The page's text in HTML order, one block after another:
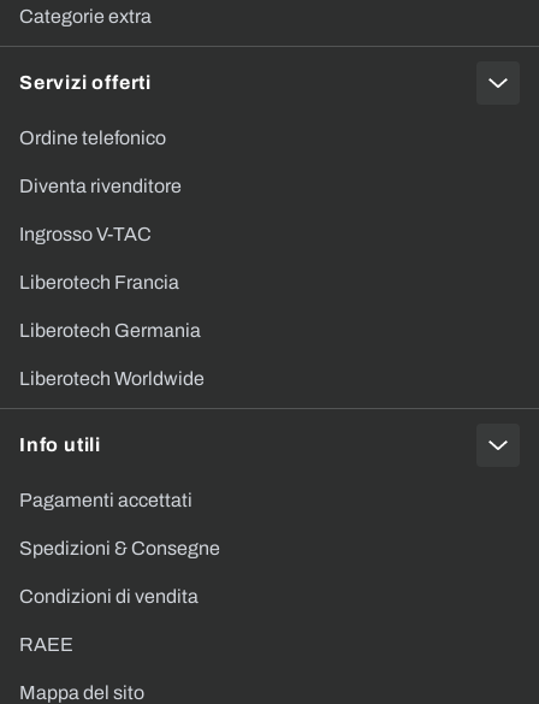
Categorie extra
Servizi offerti
Ordine telefonico
Diventa rivenditore
Ingrosso V-TAC
Liberotech Francia
Liberotech Germania
Liberotech Worldwide
Info utili
Pagamenti accettati
Spedizioni & Consegne
Condizioni di vendita
RAEE
Mappa del sito